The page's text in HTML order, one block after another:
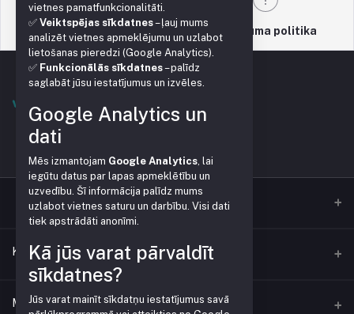
Atbalsta politika Privātuma politika
Kontakti
Adrese
Mans konts
vietnes pamatfunkcionalitāti.
✅ Veiktspējas sīkdatnes– ļauj mums
analizēt vietnes apmeklējumu un uzlabot
lietošanas pieredzi (Google Analytics).
✅ Funkcionālās sīkdatnes– palīdz
saglabāt jūsu iestatījumus un izvēles.
Google Analytics un
dati
Mēs izmantojam Google Analytics , lai
iegūtu datus par lapas apmeklētību un
uzvedību. Šī informācija palīdz mums
uzlabot vietnes saturu un darbību. Visi dati
tiek apstrādāti anonīmi.
Kā jūs varat pārvaldīt
sīkdatnes?
Jūs varat mainīt sīkdatņu iestatījumus savā